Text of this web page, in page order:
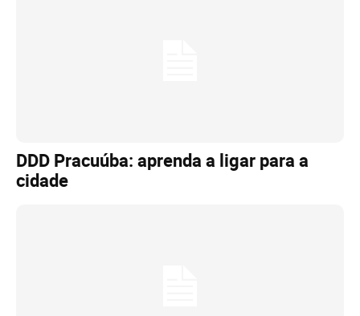
DDD Pracuúba: aprenda a ligar para a
cidade